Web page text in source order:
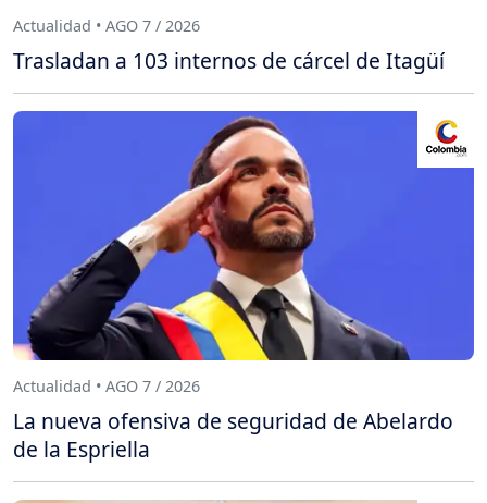
Actualidad • AGO 7 / 2026
Trasladan a 103 internos de cárcel de Itagüí
Actualidad • AGO 7 / 2026
La nueva ofensiva de seguridad de Abelardo
de la Espriella